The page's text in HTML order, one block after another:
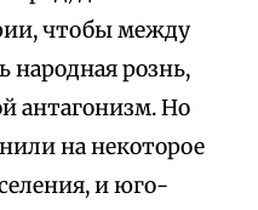
чтобы между
рознь,
антагонизм. Но
на некоторое
и юго-